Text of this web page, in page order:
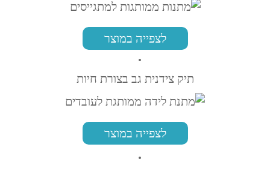
לצפייה במוצר
תיק צידנית גב בצורת חיות
לצפייה במוצר